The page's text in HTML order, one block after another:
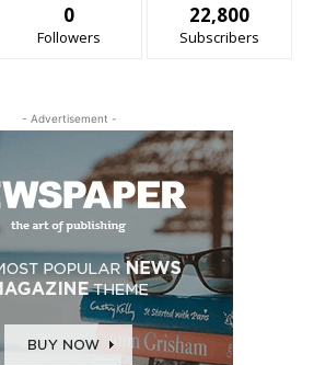
0
Followers
22,800
Subscribers
- Advertisement -